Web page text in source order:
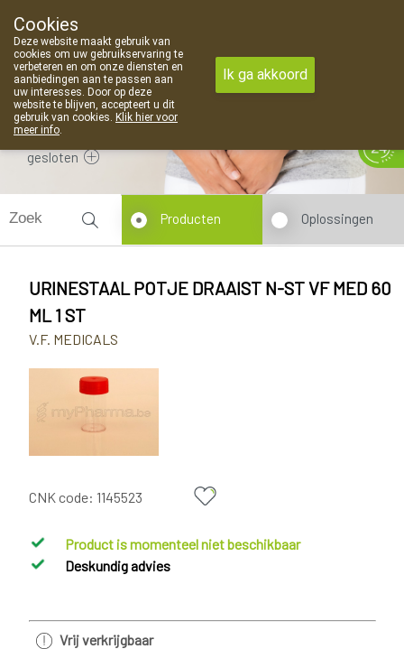
09 373 94 03
gesloten
Producten Oplossingen
URINESTAAL POTJE DRAAIST N-ST VF MED 60
ML 1 ST
V.F. MEDICALS
CNK code: 1145523
Product is momenteel niet beschikbaar
Deskundig advies
Vrij verkrijgbaar
Cookies
Deze website maakt gebruik van
cookies om uw gebruikservaring te
verbeteren en om onze diensten en
aanbiedingen aan te passen aan
uw interesses. Door op deze
website te blijven, accepteert u dit
gebruik van cookies. Klik hier voor
meer info.
Ik ga akkoord